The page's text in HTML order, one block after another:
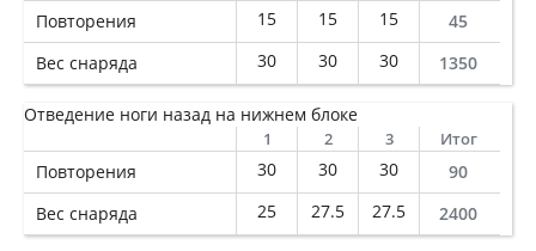
Повторения 15 15 15
45
Вес снаряда
30 30 30 1350
Отведение ноги назад на нижнем блоке
1 2 3 Итог
Повторения 30 30 30
90
Вес снаряда
25 27.5 27.5 2400